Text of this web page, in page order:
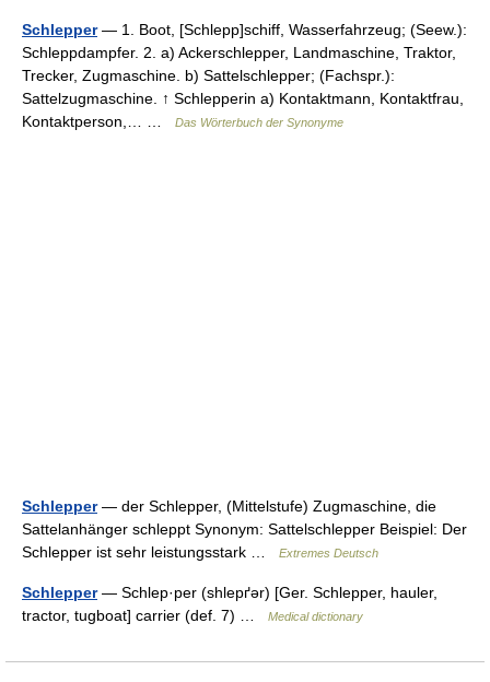
Schlepper— 1. Boot, [Schlepp]schiff, Wasserfahrzeug; (Seew.):
Schleppdampfer. 2. a) Ackerschlepper, Landmaschine, Traktor,
Trecker, Zugmaschine. b) Sattelschlepper; (Fachspr.):
Sattelzugmaschine. ↑ Schlepperin a) Kontaktmann, Kontaktfrau,
Kontaktperson,… …
Das Wörterbuch der Synonyme
Schlepper— der Schlepper, (Mittelstufe) Zugmaschine, die
Sattelanhänger schleppt Synonym: Sattelschlepper Beispiel: Der
Schlepper ist sehr leistungsstark …
Extremes Deutsch
Schlepper— Schlep·per (shlepґər) [Ger. Schlepper, hauler,
tractor, tugboat] carrier (def. 7) …
Medical dictionary